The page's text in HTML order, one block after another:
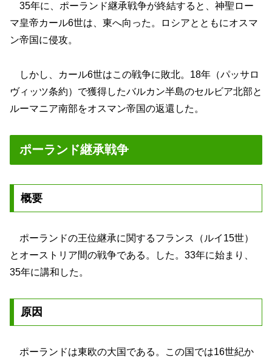
35年に、ポーランド継承戦争が終結すると、神聖ロー
マ皇帝カール6世は、東へ向った。ロシアとともにオスマ
ン帝国に侵攻。
しかし、カール6世はこの戦争に敗北。18年（パッサロ
ヴィッツ条約）で獲得したバルカン半島のセルビア北部と
ルーマニア南部をオスマン帝国の返還した。
ポーランド継承戦争
概要
ポーランドの王位継承に関するフランス（ルイ15世）
とオーストリア間の戦争である。した。33年に始まり、
35年に講和した。
原因
ポーランドは東欧の大国である。この国では16世紀か